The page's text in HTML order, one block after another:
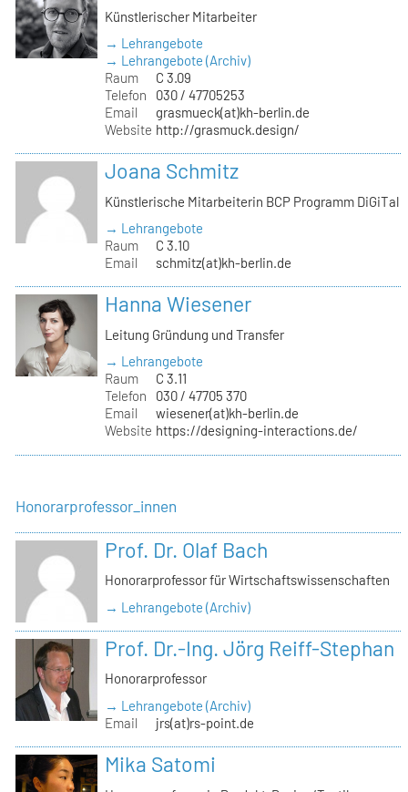
Künstlerischer Mitarbeiter
→ Lehrangebote
→ Lehrangebote (Archiv)
Raum
C 3.09
Telefon
030 / 47705253
Email
grasmueck(at)kh-berlin.de
Website http://grasmuck.design/
Joana Schmitz
Künstlerische Mitarbeiterin BCP Programm DiGiTal
→ Lehrangebote
Raum
C 3.10
Email
schmitz(at)kh-berlin.de
Hanna Wiesener
Leitung Gründung und Transfer
→ Lehrangebote
Raum
C 3.11
Telefon
030 / 47705 370
Email
wiesener(at)kh-berlin.de
Website https://designing-interactions.de/
Honorarprofessor_innen
Prof. Dr. Olaf Bach
Honorarprofessor für Wirtschaftswissenschaften
→ Lehrangebote (Archiv)
Prof. Dr.-Ing. Jörg Reiff-Stephan
Honorarprofessor
→ Lehrangebote (Archiv)
Email
jrs(at)rs-point.de
Mika Satomi